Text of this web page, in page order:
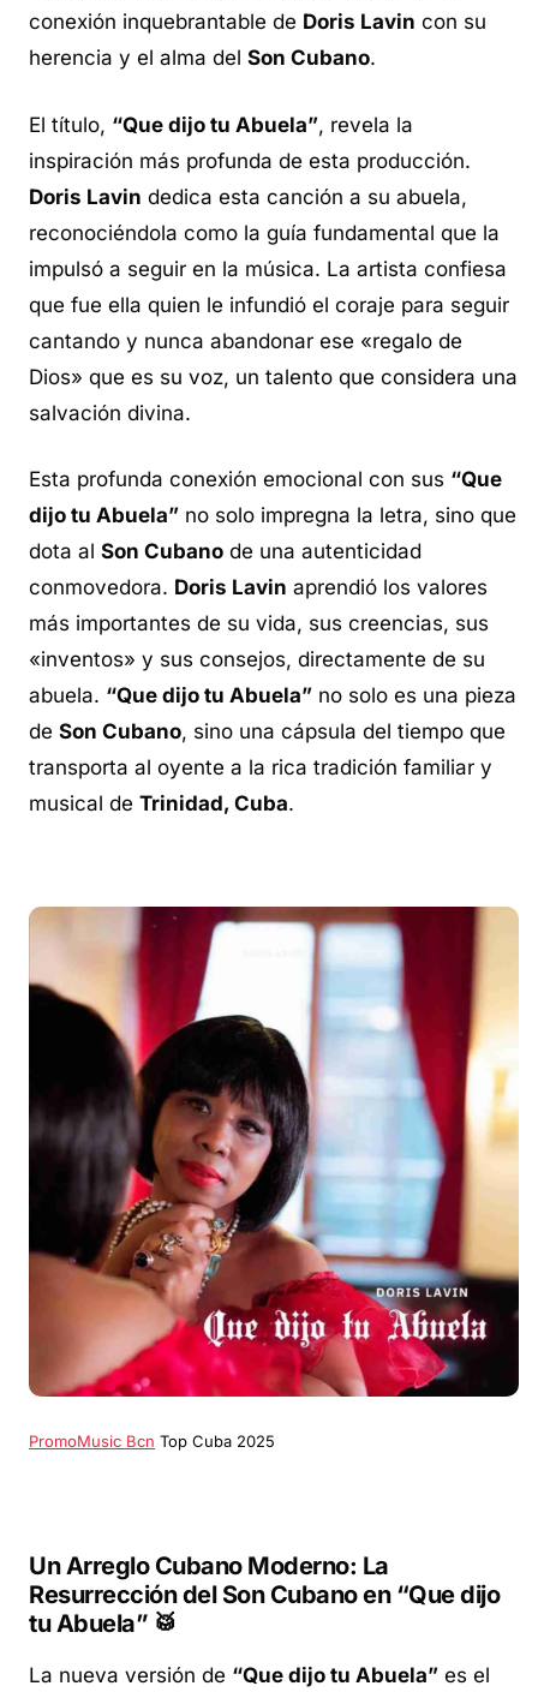
conexión inquebrantable de Doris Lavin con su
herencia y el alma del Son Cubano.
El título, “Que dijo tu Abuela”, revela la
inspiración más profunda de esta producción.
Doris Lavin dedica esta canción a su abuela,
reconociéndola como la guía fundamental que la
impulsó a seguir en la música. La artista confiesa
que fue ella quien le infundió el coraje para seguir
cantando y nunca abandonar ese «regalo de
Dios» que es su voz, un talento que considera una
salvación divina.
Esta profunda conexión emocional con sus “Que
dijo tu Abuela” no solo impregna la letra, sino que
dota al Son Cubano de una autenticidad
conmovedora. Doris Lavin aprendió los valores
más importantes de su vida, sus creencias, sus
«inventos» y sus consejos, directamente de su
abuela. “Que dijo tu Abuela” no solo es una pieza
de Son Cubano, sino una cápsula del tiempo que
transporta al oyente a la rica tradición familiar y
musical de Trinidad, Cuba.
PromoMusic Bcn Top Cuba 2025
Un Arreglo Cubano Moderno: La
Resurrección del Son Cubano en “Que dijo
tu Abuela” 🥁
La nueva versión de “Que dijo tu Abuela” es el